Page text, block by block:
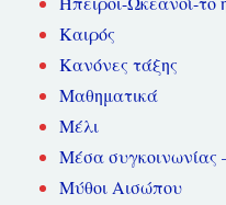
Καιρός
Κανόνες τάξης
Μαθηματικά
Μέλι
Μέσα
Μύθοι Αισώπου